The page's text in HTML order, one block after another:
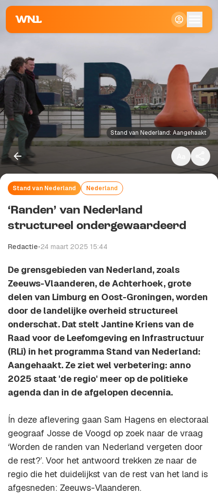
Stand van Nederland: Aangehaakt
Klein
Standaard
Groot
Stand van Nederland Nederland
‘Randen’ van Nederland
structureel ondergewaardeerd
Redactie•24 maart 2025 15:44
De grensgebieden van Nederland, zoals
Zeeuws-Vlaanderen, de Achterhoek, grote
delen van Limburg en Oost-Groningen, worden
door de landelijke overheid structureel
onderschat. Dat stelt Jantine Kriens van de
Raad voor de Leefomgeving en Infrastructuur
(RLi) in het programma Stand van Nederland:
Aangehaakt. Ze ziet wel verbetering: anno
2025 staat 'de regio' meer op de politieke
agenda dan in de afgelopen decennia.
Ín deze aflevering gaan Sam Hagens en electoraal
geograaf Josse de Voogd op zoek naar de vraag
‘Worden de randen van Nederland vergeten door
de rest?’. Voor het antwoord trekken ze naar de
regio die het duidelijkst van de rest van het land is
afgesneden: Zeeuws-Vlaanderen.